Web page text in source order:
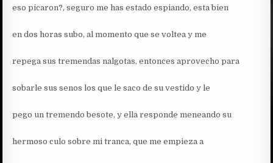
eso picaron?, seguro me has estado espiando, esta bien
en dos horas subo, al momento que se voltea y me
repega sus tremendas nalgotas, entonces aprovecho para
sobarle sus senos los que le saco de su vestido y le
pego un tremendo besote, y ella responde meneando su
hermoso culo sobre mi tranca, que me empieza a